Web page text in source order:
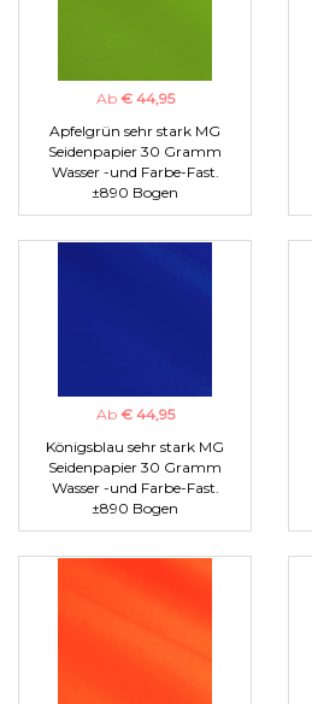
Ab € 44,95
Apfelgrün sehr stark MG
Seidenpapier 30 Gramm
Wasser -und Farbe-Fast.
±890 Bogen
Ab € 44,95
Königsblau sehr stark MG
Seidenpapier 30 Gramm
Wasser -und Farbe-Fast.
±890 Bogen